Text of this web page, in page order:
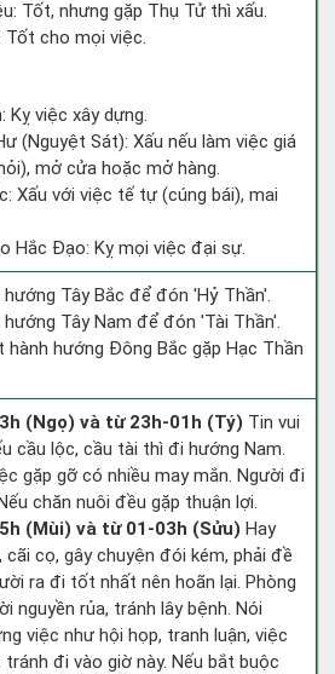
Tốt, nhưng gặp Thụ Tử thì xấu.
Tốt cho mọi việc.
Kỵ việc xây dựng.
(Nguyệt Sát): Xấu nếu làm việc giá
mở cửa hoặc mở hàng.
Xấu với việc tế tự (cúng bái), mai
Hắc Đạo: Kỵ mọi việc đại sự.
hướng Tây Bắc để đón 'Hỷ Thần'.
hướng Tây Nam để đón 'Tài Thần'.
hành hướng Đông Bắc gặp Hạc Thần
(Ngọ) và từ 23h-01h (Tý) Tin vui
cầu lộc, cầu tài thì đi hướng Nam.
gặp gỡ có nhiều may mắn. Người đi
chăn nuôi đều gặp thuận lợi.
(Mùi) và từ 01-03h (Sửu) Hay
cãi cọ, gây chuyện đói kém, phải đề
ra đi tốt nhất nên hoãn lại. Phòng
nguyền rủa, tránh lây bệnh. Nói
việc như hội họp, tranh luận, việc
tránh đi vào giờ này. Nếu bắt buộc